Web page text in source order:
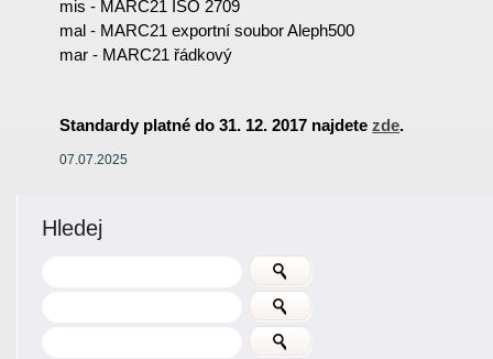
mis - MARC21 ISO 2709
mal - MARC21 exportní soubor Aleph500
mar - MARC21 řádkový
Standardy platné do 31. 12. 2017 najdetezde.
07.07.2025
Hledej